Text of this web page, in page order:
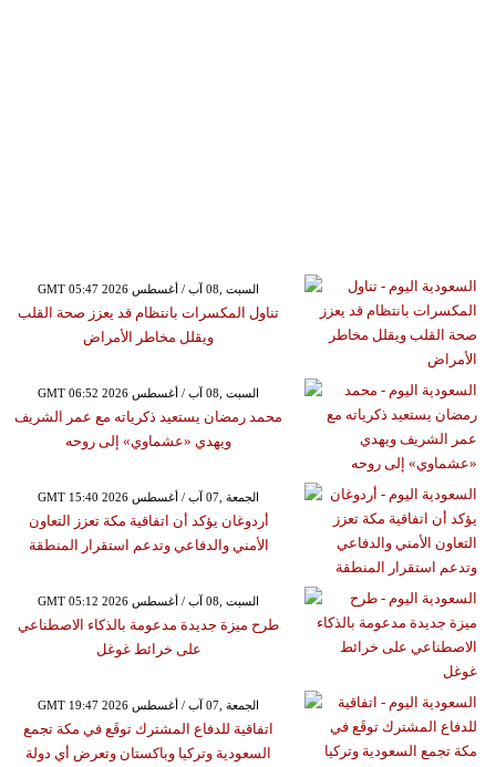
GMT 05:47 2026 السبت ,08 آب / أغسطس
تناول المكسرات بانتظام قد يعزز صحة القلب
ويقلل مخاطر الأمراض
GMT 06:52 2026 السبت ,08 آب / أغسطس
محمد رمضان يستعيد ذكرياته مع عمر الشريف
ويهدي «عشماوي» إلى روحه
GMT 15:40 2026 الجمعة ,07 آب / أغسطس
أردوغان يؤكد أن اتفاقية مكة تعزز التعاون
الأمني والدفاعي وتدعم استقرار المنطقة
GMT 05:12 2026 السبت ,08 آب / أغسطس
طرح ميزة جديدة مدعومة بالذكاء الاصطناعي
على خرائط غوغل
GMT 19:47 2026 الجمعة ,07 آب / أغسطس
اتفاقية للدفاع المشترك توقَع في مكة تجمع
السعودية وتركيا وباكستان وتعرض أي دولة